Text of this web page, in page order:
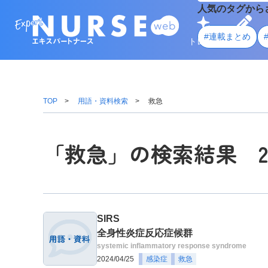
人気のタグから
#連載まとめ
トレンド 学ぶ
TOP 用語・資料検索 救急
「救急」の検索結果
SIRS
全身性炎症反応症候群
systemic inflammatory response syndrome
2024/04/25
感染症 救急